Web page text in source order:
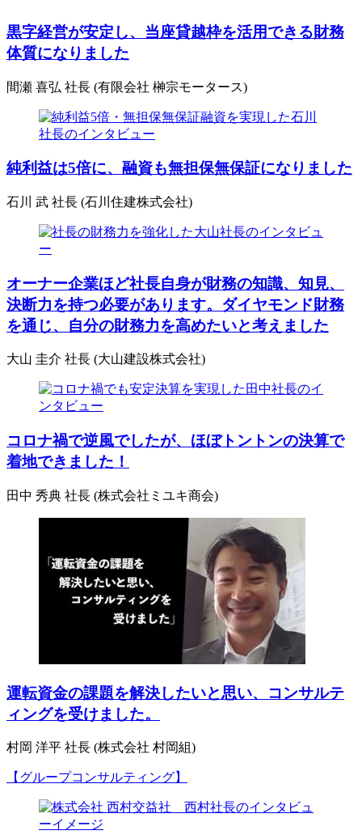
黒字経営が安定し、当座貸越枠を活用できる財務
体質になりました
間瀬 喜弘 社長 (有限会社 榊宗モータース)
純利益は5倍に、融資も無担保無保証になりました
石川 武 社長 (石川住建株式会社)
オーナー企業ほど社長自身が財務の知識、知見、
決断力を持つ必要があります。ダイヤモンド財務
を通じ、自分の財務力を高めたいと考えました
大山 圭介 社長 (大山建設株式会社)
コロナ禍で逆風でしたが、ほぼトントンの決算で
着地できました！
田中 秀典 社長 (株式会社ミユキ商会)
運転資金の課題を解決したいと思い、コンサルテ
ィングを受けました。
村岡 洋平 社長 (株式会社 村岡組)
【グループコンサルティング】